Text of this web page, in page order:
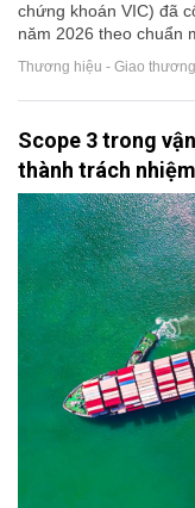
chứng khoán VIC) đã
năm 2026 theo chuẩn
Thương hiệu - Giao thương
Scope 3 trong
thành trách